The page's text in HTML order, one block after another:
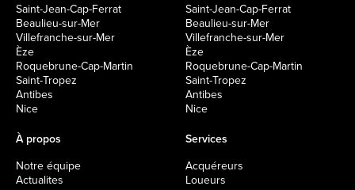
Saint-Jean-Cap-Ferrat
Beaulieu-sur-Mer
Villefranche-sur-Mer
Èze
Roquebrune-Cap-Martin
Saint-Tropez
Antibes
Nice
Saint-Jean-Cap-Ferrat
Beaulieu-sur-Mer
Villefranche-sur-Mer
Èze
Roquebrune-Cap-Martin
Saint-Tropez
Antibes
Nice
À propos
Notre équipe
Actualites
Services
Acquéreurs
Loueurs